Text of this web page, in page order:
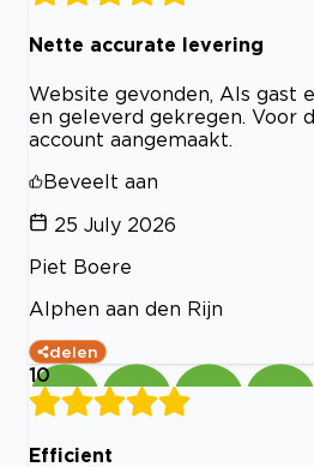
Nette accurate levering
Website gevonden, Als gast
en geleverd gekregen. Voor
account aangemaakt.
Beveelt aan
25 July 2026
Piet Boere
Alphen aan den Rijn
delen
10
Efficient